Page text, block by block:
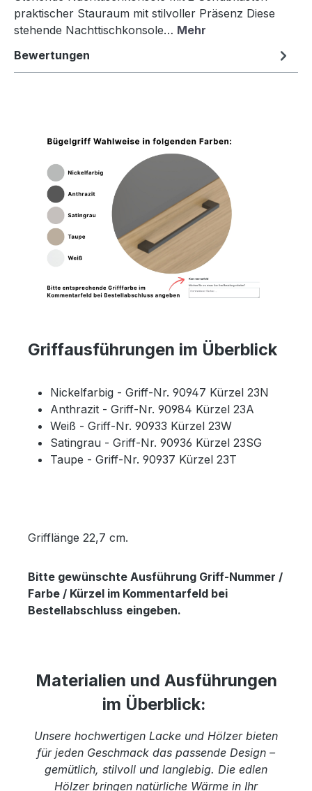
praktischer Stauraum mit stilvoller Präsenz Diese
stehende Nachttischkonsole… Mehr
Bewertungen
Griffausführungen im Überblick
Nickelfarbig - Griff-Nr. 90947 Kürzel 23N
Anthrazit - Griff-Nr. 90984 Kürzel 23A
Weiß - Griff-Nr. 90933 Kürzel 23W
Satingrau - Griff-Nr. 90936 Kürzel 23SG
Taupe - Griff-Nr. 90937 Kürzel 23T
Grifflänge 22,7 cm.
Bitte gewünschte Ausführung Griff-Nummer /
Farbe / Kürzel im Kommentarfeld bei
Bestellabschluss eingeben.
Materialien und Ausführungen
im Überblick:
Unsere hochwertigen Lacke und Hölzer bieten
für jeden Geschmack das passende Design –
gemütlich, stilvoll und langlebig. Die edlen
Hölzer bringen natürliche Wärme in Ihr